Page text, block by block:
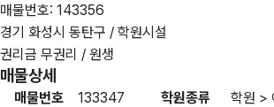
매물번호: 143356
경기 화성시 동탄구 / 학원시설
권리금 무권리 / 원생
매물상세
매물번호 133347 학원종류
학원 >